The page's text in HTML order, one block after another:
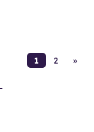
1 2 »